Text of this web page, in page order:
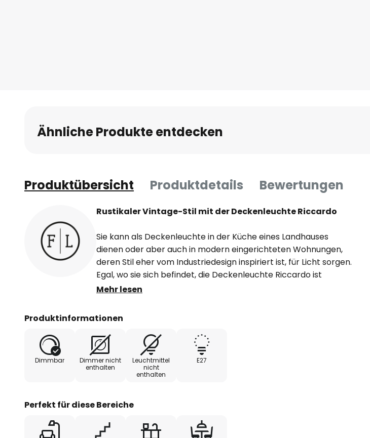
Ähnliche Produkte entdecken
Produktübersicht Produktdetails Bewertungen
Rustikaler Vintage-Stil mit der Deckenleuchte Riccardo
Sie kann als Deckenleuchte in der Küche eines Landhauses
dienen oder aber auch in modern eingerichteten Wohnungen,
deren Stil eher vom Industriedesign inspiriert ist, für Licht sorgen.
Egal, wo sie sich befindet, die Deckenleuchte Riccardo ist
optisch immer einen zweiten Blick wert. Sie ist nicht nur mit viel
und speziellen Fertigungsverfahren, die in Italien von Generation
Halterung und die Fassung sind aus Keramik gefertigt und mit
einem weißen Craquelé-Muster überzogen. Der flache
Metallschirm ist stilecht in Rostbraun gehalten.
Mehr lesen
Produktinformationen
Dimmbar
Dimmer nicht
enthalten
Leuchtmittel
nicht
enthalten
E27
Perfekt für diese Bereiche